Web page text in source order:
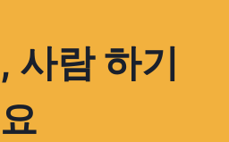
사람 하기